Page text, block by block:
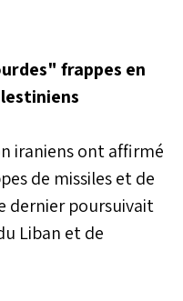
frappes en
iraniens ont affirmé
de missiles et de
dernier poursuivait
Liban et de